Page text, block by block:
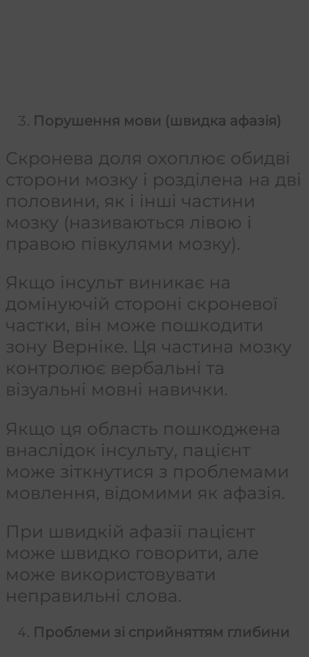
Порушення мови (швидка афазія)
Скронева доля охоплює обидві
сторони мозку і розділена на дві
половини, як і інші частини
мозку (називаються лівою і
правою півкулями мозку).
Якщо інсульт виникає на
домінуючій стороні скроневої
частки, він може пошкодити
зону Верніке. Ця частина мозку
контролює вербальні та
візуальні мовні навички.
Якщо ця область пошкоджена
внаслідок інсульту, пацієнт
може зіткнутися з проблемами
мовлення, відомими як афазія.
При швидкій афазії пацієнт
може швидко говорити, але
може використовувати
неправильні слова.
Проблеми зі сприйняттям глибини